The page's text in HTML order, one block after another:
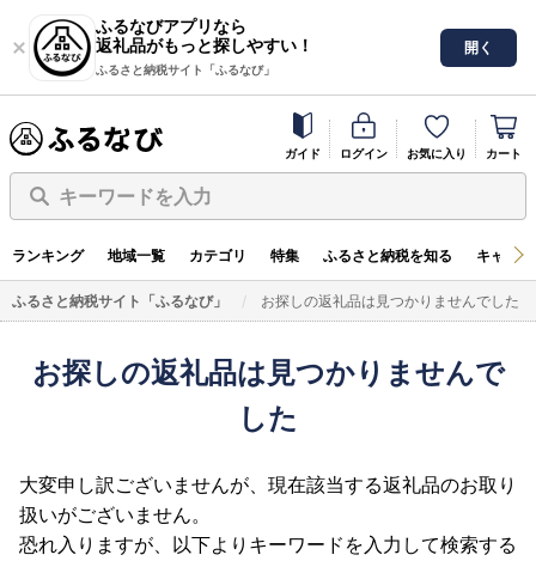
ふるなびアプリなら
返礼品がもっと探しやすい！
ふるさと納税サイト「ふるなび」
開く
ガイド ログイン お気に入り カート
キーワードを入力
ランキング 地域一覧 カテゴリ 特集 ふるさと納税を知る キャン
ふるさと納税サイト「ふるなび」 お探しの返礼品は見つかりませんでした
お探しの返礼品は見つかりませんで
した
大変申し訳ございませんが、現在該当する返礼品のお取り
扱いがございません。
恐れ入りますが、以下よりキーワードを入力して検索する